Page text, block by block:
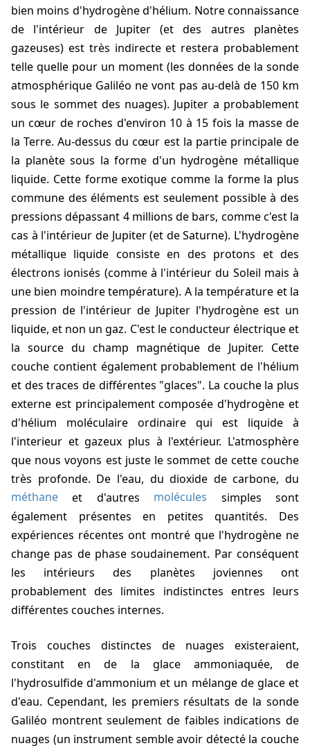
bien moins d'hydrogène d'hélium. Notre connaissance
de l'intérieur de Jupiter (et des autres planètes
gazeuses) est très indirecte et restera probablement
telle quelle pour un moment (les données de la sonde
atmosphérique Galiléo ne vont pas au-delà de 150 km
sous le sommet des nuages). Jupiter a probablement
un cœur de roches d'environ 10 à 15 fois la masse de
la Terre. Au-dessus du cœur est la partie principale de
la planète sous la forme d'un hydrogène métallique
liquide. Cette forme exotique comme la forme la plus
commune des éléments est seulement possible à des
pressions dépassant 4 millions de bars, comme c'est la
cas à l'intérieur de Jupiter (et de Saturne). L'hydrogène
métallique liquide consiste en des protons et des
électrons ionisés (comme à l'intérieur du Soleil mais à
une bien moindre température). A la température et la
pression de l'intérieur de Jupiter l'hydrogène est un
liquide, et non un gaz. C'est le conducteur électrique et
la source du champ magnétique de Jupiter. Cette
couche contient également probablement de l'hélium
et des traces de différentes "glaces". La couche la plus
externe est principalement composée d'hydrogène et
d'hélium moléculaire ordinaire qui est liquide à
l'interieur et gazeux plus à l'extérieur. L'atmosphère
que nous voyons est juste le sommet de cette couche
très profonde. De l'eau, du dioxide de carbone, du
méthane et d'autres molécules simples sont
également présentes en petites quantités. Des
expériences récentes ont montré que l'hydrogène ne
change pas de phase soudainement. Par conséquent
les intérieurs des planètes joviennes ont
probablement des limites indistinctes entres leurs
différentes couches internes.
Trois couches distinctes de nuages existeraient,
constitant en de la glace ammoniaquée, de
l'hydrosulfide d'ammonium et un mélange de glace et
d'eau. Cependant, les premiers résultats de la sonde
Galiléo montrent seulement de faibles indications de
nuages (un instrument semble avoir détecté la couche